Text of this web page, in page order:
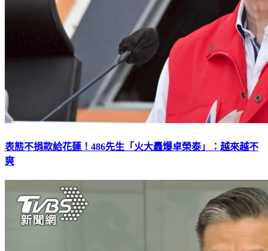
表態不捐款給花蓮！486先生「火大轟爆卓榮泰」：越來越不
爽